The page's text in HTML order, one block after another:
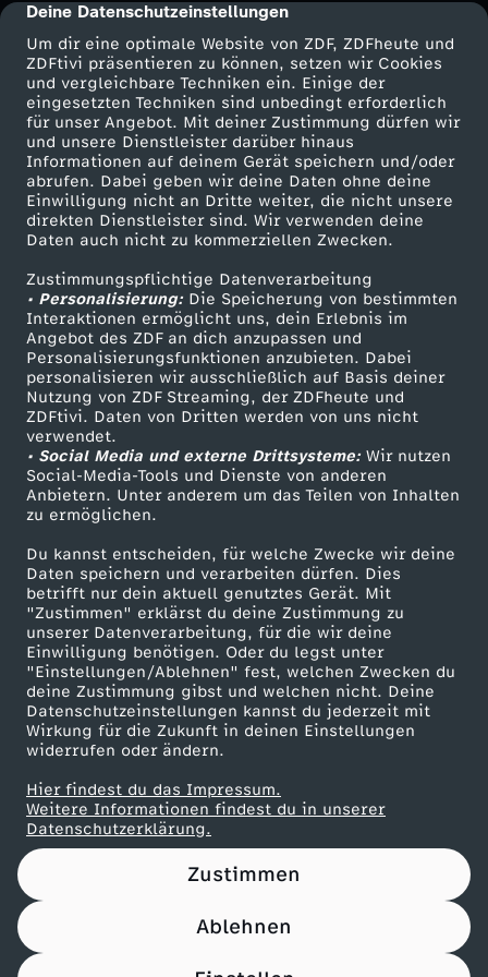
cmp-dialog-description
Deine Datenschutzeinstellungen
Um dir eine optimale Website von ZDF, ZDFheute und
ZDFtivi präsentieren zu können, setzen wir Cookies
und vergleichbare Techniken ein. Einige der
eingesetzten Techniken sind unbedingt erforderlich
für unser Angebot. Mit deiner Zustimmung dürfen wir
und unsere Dienstleister darüber hinaus
Informationen auf deinem Gerät speichern und/oder
abrufen. Dabei geben wir deine Daten ohne deine
Einwilligung nicht an Dritte weiter, die nicht unsere
direkten Dienstleister sind. Wir verwenden deine
Daten auch nicht zu kommerziellen Zwecken.
Zustimmungspflichtige Datenverarbeitung
• Personalisierung:Die Speicherung von bestimmten
Interaktionen ermöglicht uns, dein Erlebnis im
Angebot des ZDF an dich anzupassen und
Personalisierungsfunktionen anzubieten. Dabei
personalisieren wir ausschließlich auf Basis deiner
Nutzung von ZDF Streaming, der ZDFheute und
ZDFtivi. Daten von Dritten werden von uns nicht
verwendet.
• Social Media und externe Drittsysteme:Wir nutzen
Social-Media-Tools und Dienste von anderen
Anbietern. Unter anderem um das Teilen von Inhalten
zu ermöglichen.
Du kannst entscheiden, für welche Zwecke wir deine
Daten speichern und verarbeiten dürfen. Dies
betrifft nur dein aktuell genutztes Gerät. Mit
"Zustimmen" erklärst du deine Zustimmung zu
unserer Datenverarbeitung, für die wir deine
Einwilligung benötigen. Oder du legst unter
"Einstellungen/Ablehnen" fest, welchen Zwecken du
deine Zustimmung gibst und welchen nicht. Deine
Datenschutzeinstellungen kannst du jederzeit mit
Wirkung für die Zukunft in deinen Einstellungen
widerrufen oder ändern.
Hier findest du das Impressum.
Weitere Informationen findest du in unserer
Datenschutzerklärung.
Zustimmen
Ablehnen
b
e
n
t
e
u
e
r
i
n
S
ü
d
a
f
r
en
z
a
h
n
-
F
i
l
m
:
D
a
s
W
e
i
h
n
n
z
a
h
n
e
w
e
g
v
o
n
M
i
s
s
i
s
s
i
p
p
i
n
z
a
h
n
-
F
i
l
m
:
I
n
d
i
a
n
z
a
h
n
-
F
i
l
m
:
D
i
e
R
e
r
H
a
p
p
y
M
a
g
i
c
F
o
r
e
s
t
f
i
n
e
,
T
ö
r
t
e
l
u
n
d
d
i
e
T
c
u
s
-
i
e
f
a
t
a
s
t
i
s
c
h
i
u
n
d
T
i
n
a
t
e
l
s
i
e
c
h
e
K
o
k
o
s
n
u
s
s
:
F
e
u
e
Mehr ZDF
ZDF-Apps
Smart TV
ZDFtext
Livestreams
Sendungen A-Z
TV-Programm
Service
ZDFmitreden
Kontakt zum ZDF
Tickets
Zuschauerservice
Hilfe
ZDF Unternehmen
Karriere
ZDF goes Schule
Werbefernsehen
Mainzelmännchen
Partner
Nutzungsbedingungen
Impressum